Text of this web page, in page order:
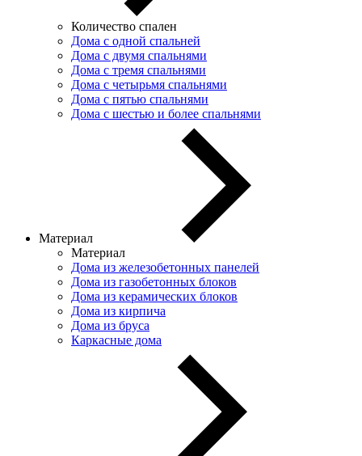
Количество спален
Дома с одной спальней
Дома с двумя спальнями
Дома с тремя спальнями
Дома с четырьмя спальнями
Дома с пятью спальнями
Дома с шестью и более спальнями
Материал
Материал
Дома из железобетонных панелей
Дома из газобетонных блоков
Дома из керамических блоков
Дома из кирпича
Дома из бруса
Каркасные дома